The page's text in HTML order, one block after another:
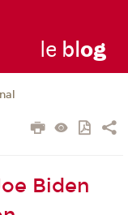
le blog
Biden